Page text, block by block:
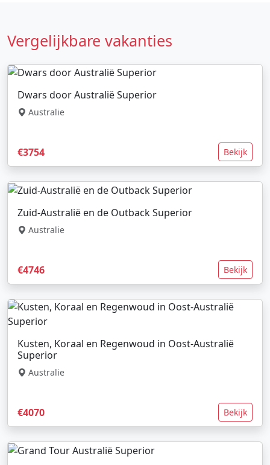
Vergelijkbare vakanties
Dwars door Australië Superior
Australie
€3754 Bekijk
Zuid-Australië en de Outback Superior
Australie
€4746 Bekijk
Kusten, Koraal en Regenwoud in Oost-Australië
Superior
Australie
€4070 Bekijk